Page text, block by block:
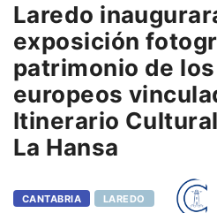
Laredo
exposición
patrimonio de
europeos
Itinerario
La Hansa
CANTABRIA LAREDO